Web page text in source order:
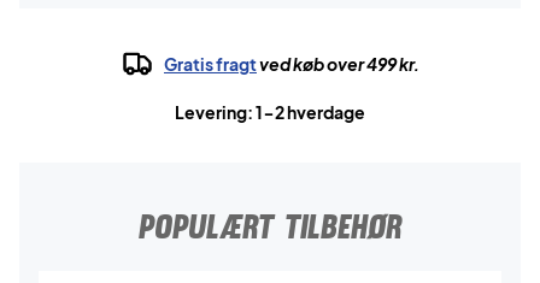
Gratis fragtved køb over 499 kr.
Levering: 1-2 hverdage
POPULÆRT TILBEHØR